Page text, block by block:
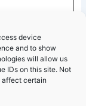
device
and to show
will allow us
IDs on this site. Not
affect certain